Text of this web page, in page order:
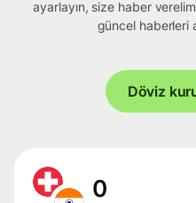
ayarlayın, size haber
güncel haberleri
Döviz
0